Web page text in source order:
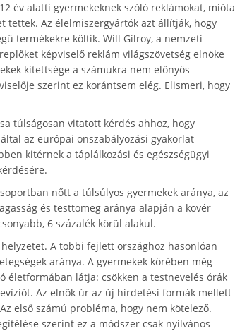
év alatti gyermekeknek szóló reklámokat, mióta
tettek. Az élelmiszergyártók azt állítják, hogy
termékekre költik. Will Gilroy, a nemzeti
képviselő reklám világszövetség elnöke
kitettsége a számukra nem előnyös
szerint ez korántsem elég. Elismeri, hogy
túlságosan vitatott kérdés ahhoz, hogy
az európai önszabályozási gyakorlat
kitérnek a táplálkozási és egészségügyi
nőtt a túlsúlyos gyermekek aránya, az
és testtömeg aránya alapján a kövér
6 százalék körül alakul.
A többi fejlett országhoz hasonlóan
aránya. A gyermekek körében még
életformában látja: csökken a testnevelés órák
Az elnök úr az új hirdetési formák mellett
első számú probléma, hogy nem kötelező.
szerint ez a módszer csak nyilvános